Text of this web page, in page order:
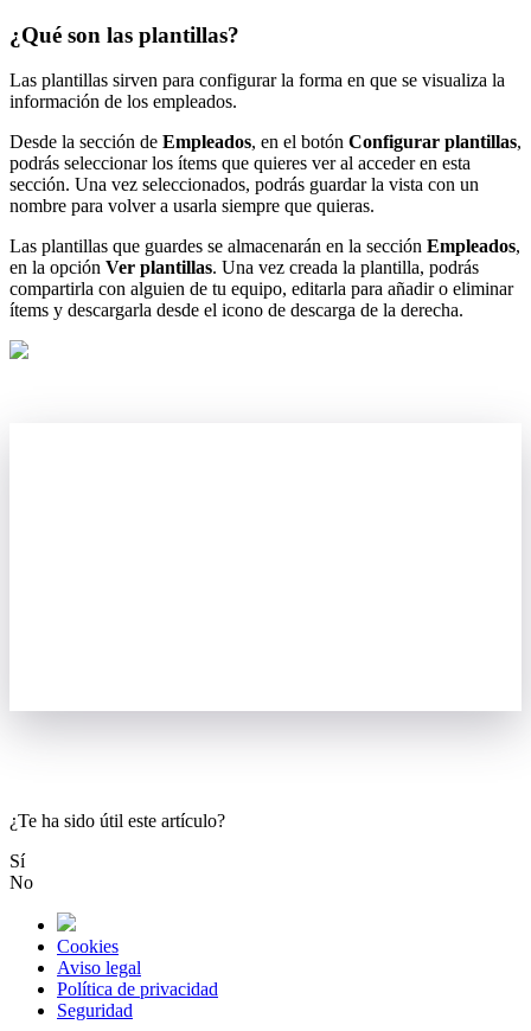
¿Qué son las plantillas?
Las plantillas sirven para configurar la forma en que se visualiza la
información de los empleados.
Desde la sección de Empleados, en el botón Configurar plantillas,
podrás seleccionar los ítems que quieres ver al acceder en esta
sección. Una vez seleccionados, podrás guardar la vista con un
nombre para volver a usarla siempre que quieras.
Las plantillas que guardes se almacenarán en la sección Empleados,
en la opción Ver plantillas. Una vez creada la plantilla, podrás
compartirla con alguien de tu equipo, editarla para añadir o eliminar
ítems y descargarla desde el icono de descarga de la derecha.
¿Te ha sido útil este artículo?
Sí
No
Cookies
Aviso legal
Política de privacidad
Seguridad